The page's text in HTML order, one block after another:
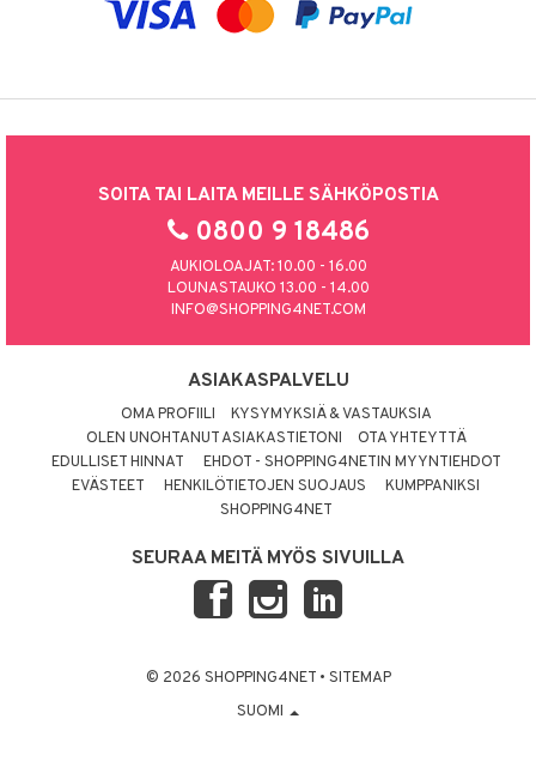
SOITA TAI LAITA MEILLE SÄHKÖPOSTIA
0800 9 18486
AUKIOLOAJAT: 10.00 - 16.00
LOUNASTAUKO 13.00 - 14.00
INFO@SHOPPING4NET.COM
ASIAKASPALVELU
OMA PROFIILI
KYSYMYKSIÄ & VASTAUKSIA
OLEN UNOHTANUT ASIAKASTIETONI
OTA YHTEYTTÄ
EDULLISET HINNAT
EHDOT - SHOPPING4NETIN MYYNTIEHDOT
EVÄSTEET
HENKILÖTIETOJEN SUOJAUS
KUMPPANIKSI
SHOPPING4NET
SEURAA MEITÄ MYÖS SIVUILLA
© 2026 SHOPPING4NET • SITEMAP
SUOMI